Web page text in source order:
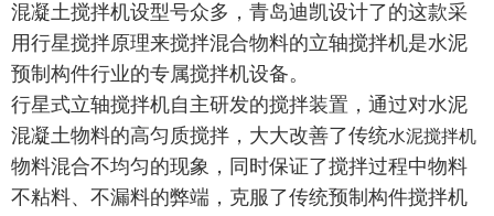
混凝土搅拌机设型号众多，青岛迪凯设计了的这款采
用行星搅拌原理来搅拌混合物料的立轴搅拌机是水泥
预制构件行业的专属搅拌机设备。
行星式立轴搅拌机自主研发的搅拌装置，通过对水泥
混凝土物料的高匀质搅拌，大大改善了传统水泥搅拌机
物料混合不均匀的现象，同时保证了搅拌过程中物料
不粘料、不漏料的弊端，克服了传统预制构件搅拌机